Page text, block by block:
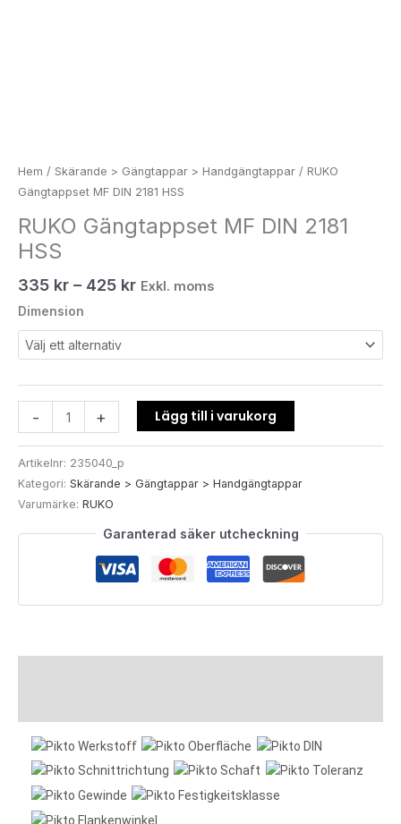
Hem / Skärande > Gängtappar > Handgängtappar / RUKO
Gängtappset MF DIN 2181 HSS
RUKO Gängtappset MF DIN 2181
HSS
335 kr – 425 kr Exkl. moms
Dimension
- + Lägg till i varukorg
Artikelnr: 235040_p
Kategori: Skärande > Gängtappar > Handgängtappar
Varumärke: RUKO
Garanterad säker utcheckning